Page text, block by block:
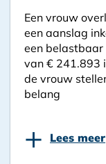
Een vrouw
een aanslag
een belastbaar
van € 241.893
de vrouw
belang
+ Lees meer